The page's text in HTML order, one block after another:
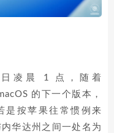
凌晨 1 点，随着
的下一个版本，
是按苹果往常惯例来
华达州之间一处名为